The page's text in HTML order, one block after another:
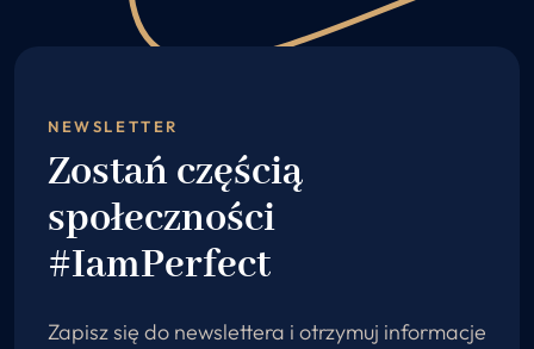
NEWSLETTER
Zostań częścią
społeczności
#IamPerfect
Zapisz się do newslettera i otrzymuj informacje